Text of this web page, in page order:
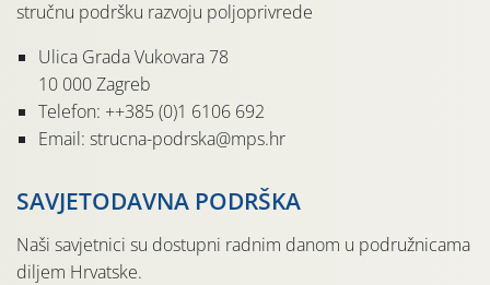
stručnu podršku razvoju poljoprivrede
Ulica Grada Vukovara 78
10 000 Zagreb
Telefon: ++385 (0)1 6106 692
Email: strucna-podrska@mps.hr
SAVJETODAVNA PODRŠKA
Naši savjetnici su dostupni radnim danom u podružnicama
diljem Hrvatske.